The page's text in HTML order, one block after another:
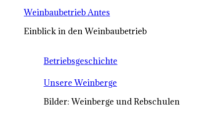
Weinbaubetrieb Antes
Einblick in den Weinbaubetrieb
Betriebsgeschichte
Unsere Weinberge
Bilder: Weinberge und Rebschulen